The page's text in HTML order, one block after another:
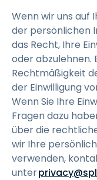
Wenn wir uns auf
der persönlichen
das Recht, Ihre
oder abzulehnen.
Rechtmäßigkeit
der Einwilligung
Wenn Sie Ihre
Fragen dazu
über die
wir Ihre
verwenden,
unter